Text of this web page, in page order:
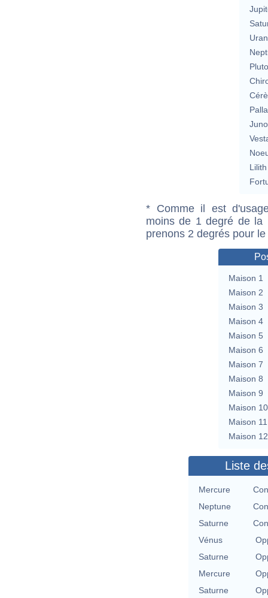
Lilith
* Comme il est
moins de 1 degré de la
prenons 2 degrés pour
Maison 1
Maison 2
Maison 3
Maison 4
Maison 5
Maison 6
Maison 7
Maison 8
Maison 9
Maison 10
Maison 11
Maison 12
Liste
Mercure
Neptune
Saturne
Vénus
Saturne
Mercure
Saturne